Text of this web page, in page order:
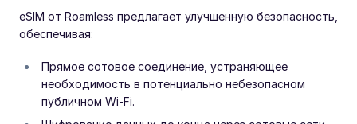
eSIM от Roamless предлагает улучшенную безопасность,
обеспечивая:
Прямое сотовое соединение, устраняющее
необходимость в потенциально небезопасном
публичном Wi-Fi.